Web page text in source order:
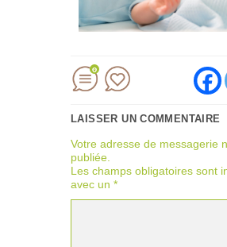
0
LAISSER UN COMMENTAIRE
Votre adresse de messagerie
publiée.
Les champs obligatoires sont
avec un *